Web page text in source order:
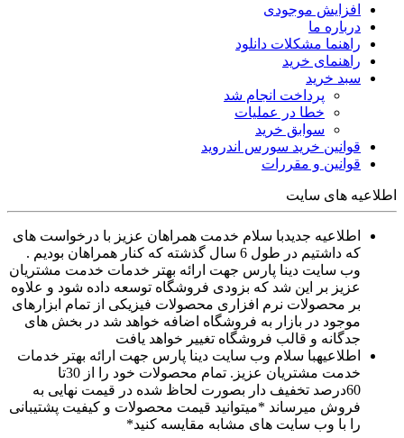
افزایش موجودی
درباره ما
راهنما مشکلات دانلود
راهنمای خرید
سبد خرید
پرداخت انجام شد
خطا در عملیات
سوابق خرید
قوانین خرید سورس اندروید
قوانین و مقررات
اطلاعیه های سایت
اطلاعیه جدیدبا سلام خدمت همراهان عزیز با درخواست های
که داشتیم در طول 6 سال گذشته که کنار همراهان بودیم .
وب سایت دینا پارس جهت ارائه بهتر خدمات خدمت مشتریان
عزیز بر این شد که بزودی فروشگاه توسعه داده شود و علاوه
بر محصولات نرم افزاری محصولات فیزیکی از تمام ابزارهای
موجود در بازار به فروشگاه اضافه خواهد شد در بخش های
جدگانه و قالب فروشگاه تغییر خواهد یافت
اطلاعیهبا سلام وب سایت دینا پارس جهت ارائه بهتر خدمات
خدمت مشتریان عزیز. تمام محصولات خود را از 30تا
60درصد تخفیف دار بصورت لحاظ شده در قیمت نهایی به
فروش میرساند *میتوانید قیمت محصولات و کیفیت پشتیبانی
را با وب سایت های مشابه مقایسه کنید*